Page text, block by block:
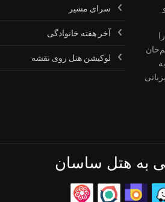
سرای مشیر
آخر هفته خانوادگی
لوکیشن هتل روی نقشه
به هتل ساسان